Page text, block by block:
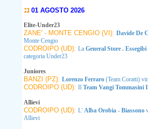
01 AGOSTO 2026
Elite-Under23
ZANE' - MONTE CENGIO (VI): Davide De
Monte Cengio
CODROIPO (UD): La General Store .
categoria Under23
Juniores
BANZI (PZ): Lorenzo Ferraro (Team Coratti)
CODROIPO (UD): Il Team Vangi Tommasini
Allievi
CODROIPO (UD): L' Alba Orobia - Biassono
Allievi